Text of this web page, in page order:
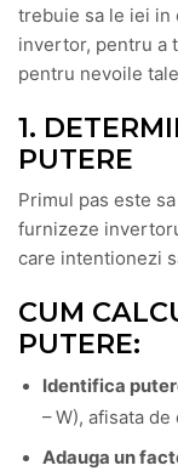
trebuie sa le iei in
invertor, pentru a
pentru nevoile
1.
PUTERE
Primul pas este
furnizeze
care intentionezi
CUM
PUTERE:
Identifica
– W), afisata
Adauga un